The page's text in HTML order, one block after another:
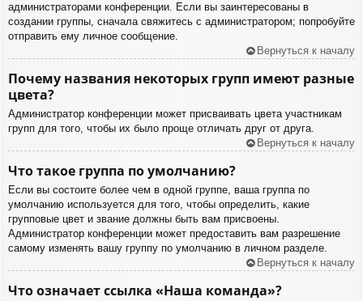
администраторами конференции. Если вы заинтересованы в
создании группы, сначала свяжитесь с администратором; попробуйте
отправить ему личное сообщение.
Вернуться к началу
Почему названия некоторых групп имеют разные
цвета?
Администратор конференции может присваивать цвета участникам
групп для того, чтобы их было проще отличать друг от друга.
Вернуться к началу
Что такое группа по умолчанию?
Если вы состоите более чем в одной группе, ваша группа по
умолчанию используется для того, чтобы определить, какие
групповые цвет и звание должны быть вам присвоены.
Администратор конференции может предоставить вам разрешение
самому изменять вашу группу по умолчанию в личном разделе.
Вернуться к началу
Что означает ссылка «Наша команда»?